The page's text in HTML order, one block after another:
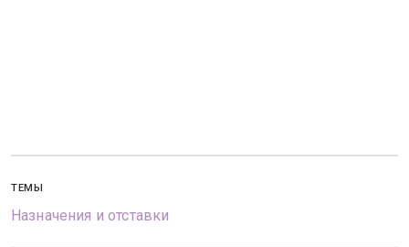
ТЕМЫ
Назначения и отставки